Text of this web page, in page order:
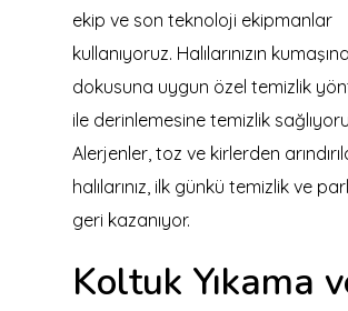
ekip ve son teknoloji ekipmanlar
kullanıyoruz. Halılarınızın
dokusuna uygun özel temizlik
ile derinlemesine temizlik
Alerjenler, toz ve kirlerden
halılarınız, ilk günkü temizlik ve
geri kazanıyor.
Koltuk Yıkama